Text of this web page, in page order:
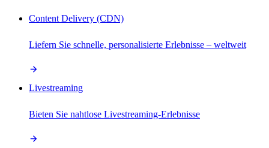
Content Delivery (CDN)
Liefern Sie schnelle, personalisierte Erlebnisse – weltweit
Livestreaming
Bieten Sie nahtlose Livestreaming-Erlebnisse